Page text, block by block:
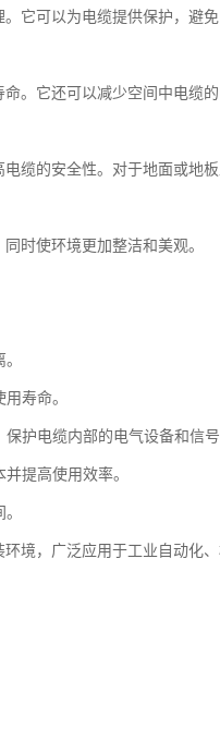
它可以为电缆提供保护，避
。它还可以减少空间中电缆
缆的安全性。对于地面或地
时使环境更加整洁和美观。
寿命。
护电缆内部的电气设备和信号
提高使用效率。
境，广泛应用于工业自动化